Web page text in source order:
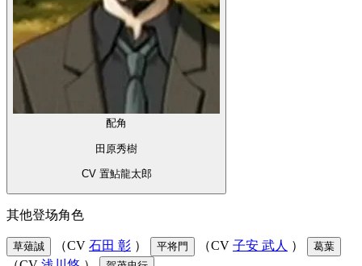
配角
田原秀樹
CV 置鮎龍太郎
其他登场角色
草薙誠 （CV 石田 彰 ） 平将門 （CV 子安 武人 ） 葛葉